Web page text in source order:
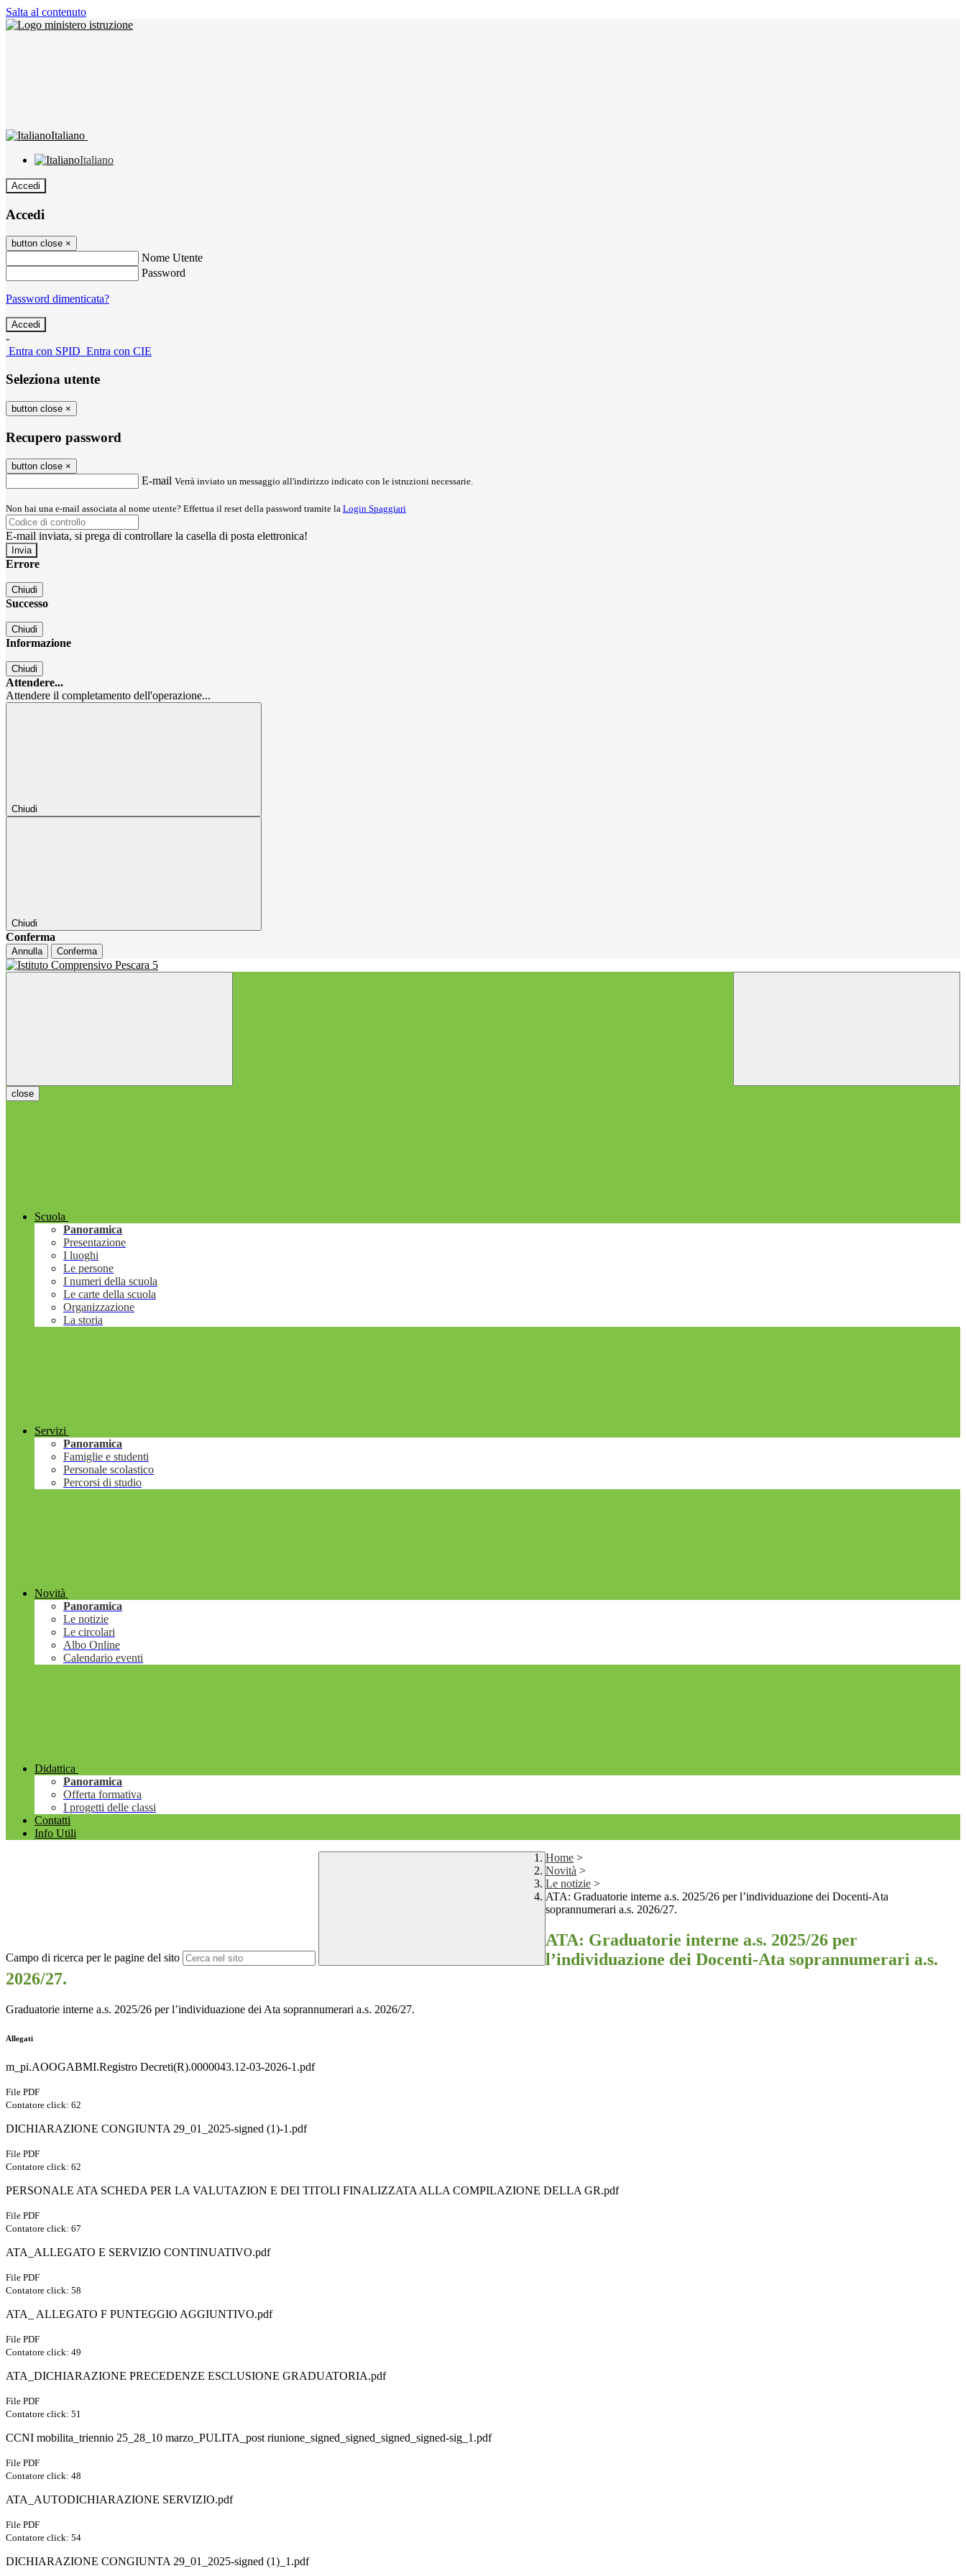
Salta al contenuto
Italiano
Italiano
Accedi
Accedi
button close ×
Nome Utente
Password
Password dimenticata?
-
Entra con SPID Entra con CIE
Seleziona utente
button close ×
Recupero password
button close ×
E-mail Verrà inviato un messaggio all'indirizzo indicato con le istruzioni necessarie.
Non hai una e-mail associata al nome utente? Effettua il reset della password tramite la Login Spaggiari
E-mail inviata, si prega di controllare la casella di posta elettronica!
Errore
Chiudi
Successo
Chiudi
Informazione
Chiudi
Attendere...
Attendere il completamento dell'operazione...
Chiudi
Chiudi
Conferma
Annulla Conferma
close
Scuola
Panoramica
Presentazione
I luoghi
Le persone
I numeri della scuola
Le carte della scuola
Organizzazione
La storia
Servizi
Panoramica
Famiglie e studenti
Personale scolastico
Percorsi di studio
Novità
Panoramica
Le notizie
Le circolari
Albo Online
Calendario eventi
Didattica
Panoramica
Offerta formativa
I progetti delle classi
Contatti
Info Utili
Campo di ricerca per le pagine del sito
Home >
Novità >
Le notizie >
ATA: Graduatorie interne a.s. 2025/26 per l’individuazione dei Docenti-Ata
soprannumerari a.s. 2026/27.
ATA: Graduatorie interne a.s. 2025/26 per
l’individuazione dei Docenti-Ata soprannumerari a.s.
2026/27.
Graduatorie interne a.s. 2025/26 per l’individuazione dei Ata soprannumerari a.s. 2026/27.
Allegati
m_pi.AOOGABMI.Registro Decreti(R).0000043.12-03-2026-1.pdf
File PDF
Contatore click: 62
DICHIARAZIONE CONGIUNTA 29_01_2025-signed (1)-1.pdf
File PDF
Contatore click: 62
PERSONALE ATA SCHEDA PER LA VALUTAZION E DEI TITOLI FINALIZZATA ALLA COMPILAZIONE DELLA GR.pdf
File PDF
Contatore click: 67
ATA_ALLEGATO E SERVIZIO CONTINUATIVO​.pdf
File PDF
Contatore click: 58
ATA_ ALLEGATO F PUNTEGGIO AGGIUNTIVO.pdf
File PDF
Contatore click: 49
ATA_DICHIARAZIONE PRECEDENZE ESCLUSIONE GRADUATORIA.pdf
File PDF
Contatore click: 51
CCNI mobilita_triennio 25_28_10 marzo_PULITA_post riunione_signed_signed_signed_signed-sig_1.pdf
File PDF
Contatore click: 48
ATA_AUTODICHIARAZIONE SERVIZIO.pdf
File PDF
Contatore click: 54
DICHIARAZIONE CONGIUNTA 29_01_2025-signed (1)_1.pdf